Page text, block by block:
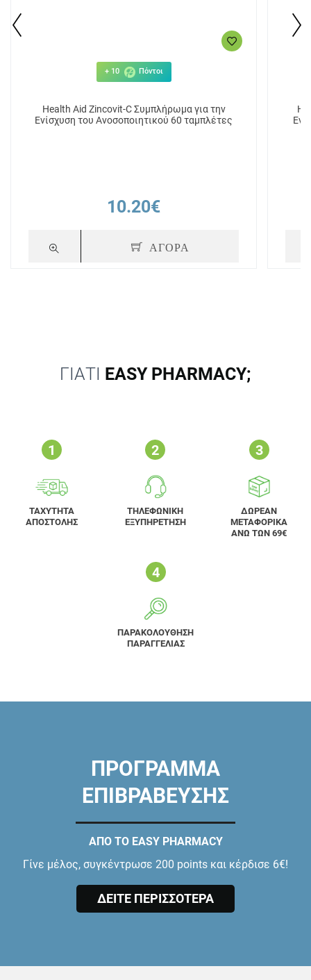
+ 10 Πόντοι
Health Aid Zincovit-C Συμπλήρωμα για την
Ενίσχυση του Ανοσοποιητικού 60 ταμπλέτες
10.20€
ΑΓΟΡΑ
ΓΙΑΤΙ EASY PHARMACY;
ΤΑΧΥΤΗΤΑ
ΑΠΟΣΤΟΛΗΣ
ΤΗΛΕΦΩΝΙΚΗ
ΕΞΥΠΗΡΕΤΗΣΗ
ΔΩΡΕΑΝ
ΜΕΤΑΦΟΡΙΚΑ
ΑΝΩ ΤΩΝ 69€
ΠΑΡΑΚΟΛΟΥΘΗΣΗ
ΠΑΡΑΓΓΕΛΙΑΣ
ΠΡΟΓΡΑΜΜΑ
ΕΠΙΒΡΑΒΕΥΣΗΣ
ΑΠΟ ΤΟ EASY PHARMACY
Γίνε μέλος, συγκέντρωσε 200 points και κέρδισε 6€!
ΔΕΙΤΕ ΠΕΡΙΣΣΟΤΕΡΑ